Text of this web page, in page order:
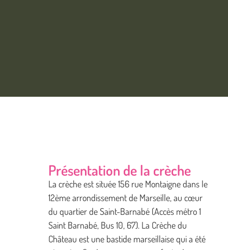
Présentation de la crèche
La crèche est située 156 rue Montaigne dans le
12ème arrondissement de Marseille, au cœur
du quartier de Saint-Barnabé (Accès métro 1
Saint Barnabé, Bus 10, 67). La Crèche du
Château est une bastide marseillaise qui a été